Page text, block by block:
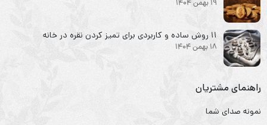
19 بهمن 1404
۱۱ روش ساده و کاربردی برای تمیز کردن نقره در خانه
18 بهمن 1404
راهنمای مشتریان
نمونه صدای شما